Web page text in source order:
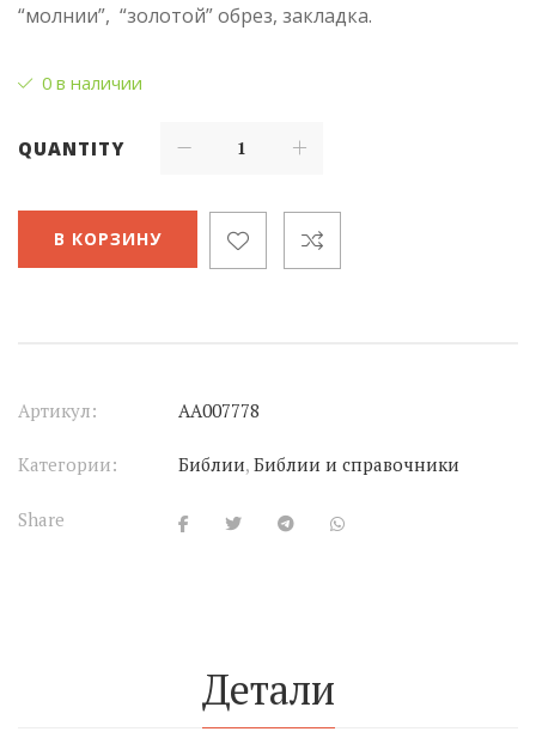
“молнии”, “золотой” обрез, закладка.
0 в наличии
QUANTITY
В КОРЗИНУ
Артикул: АА007778
Категории: Библии, Библии и справочники
Share
Детали